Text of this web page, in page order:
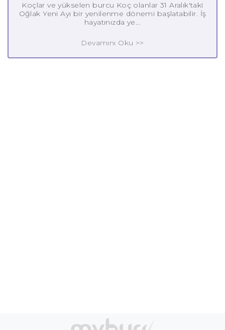
Koçlar ve yükselen burcu Koç olanlar 31 Aralık'taki
Oğlak Yeni Ayı bir yenilenme dönemi başlatabilir. İş
hayatınızda ye...
Devamını Oku >>